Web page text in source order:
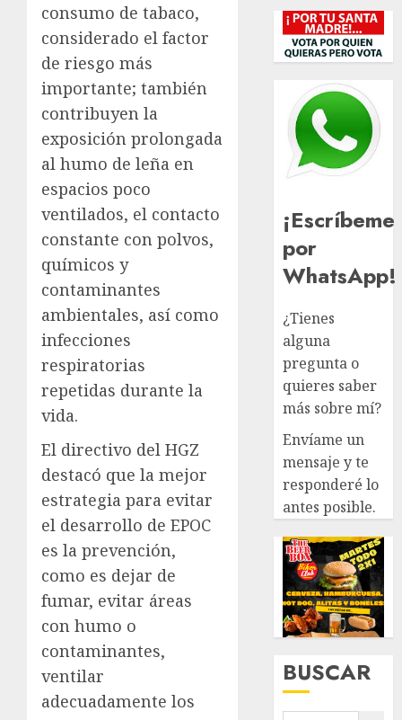
consumo de tabaco,
considerado el factor
de riesgo más
importante; también
contribuyen la
exposición prolongada
al humo de leña en
espacios poco
ventilados, el contacto
constante con polvos,
químicos y
contaminantes
ambientales, así como
infecciones
respiratorias
repetidas durante la
vida.
El directivo del HGZ
destacó que la mejor
estrategia para evitar
el desarrollo de EPOC
es la prevención,
como es dejar de
fumar, evitar áreas
con humo o
contaminantes,
ventilar
adecuadamente los
¡Escríbeme
por
WhatsApp!
¿Tienes
alguna
pregunta o
quieres saber
más sobre mí?
Envíame un
mensaje y te
responderé lo
antes posible.
BUSCAR